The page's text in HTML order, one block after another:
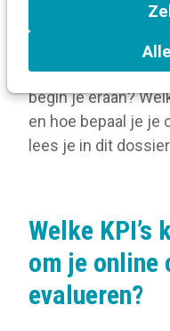
Een
uitgekiende
prioriteiten stelt in
begin je eraan?
en hoe bepaal je je
lees je in dit
Welke KPI’s
om je online
evalueren?